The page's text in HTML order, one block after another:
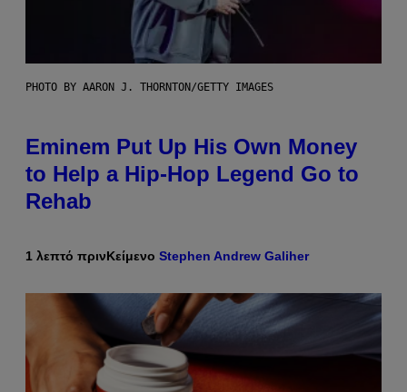
PHOTO BY AARON J. THORNTON/GETTY IMAGES
Eminem Put Up His Own Money
to Help a Hip-Hop Legend Go to
Rehab
1 λεπτό πρινΚείμενο Stephen Andrew Galiher